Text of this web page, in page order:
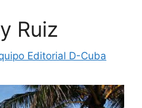
Ruiz
Editorial D-Cuba